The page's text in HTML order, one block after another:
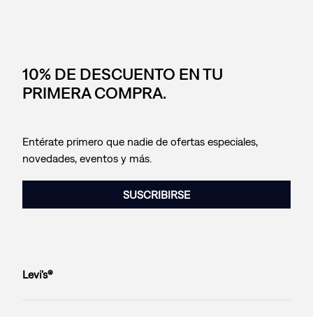
10% DE DESCUENTO EN TU
PRIMERA COMPRA.
Entérate primero que nadie de ofertas especiales,
novedades, eventos y más.
SUSCRIBIRSE
Levi’s®